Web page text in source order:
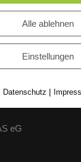
Leipzig
eG
Alle ablehnen
Einstellungen
Datenschutz |